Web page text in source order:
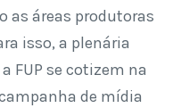
as áreas produtoras
isso, a plenária
FUP se cotizem na
de mídia